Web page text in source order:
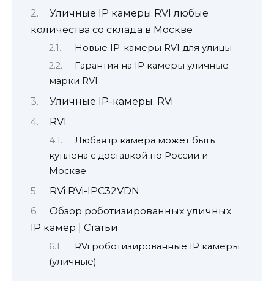
Уличные IP камеры RVI любые
количества со склада в Москве
Новые IP-камеры RVI для улицы
Гарантия на IP камеры уличные
марки RVI
Уличные IP-камеры. RVi
RVI
Любая ip камера может быть
куплена с доставкой по России и
Москве
RVi RVi-IPC32VDN
Обзор роботизированных уличных
IP камер | Статьи
RVi роботизированные IP камеры
(уличные)